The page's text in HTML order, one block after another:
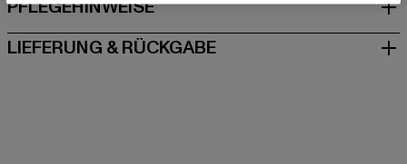
PFLEGEHINWEISE
LIEFERUNG & RÜCKGABE